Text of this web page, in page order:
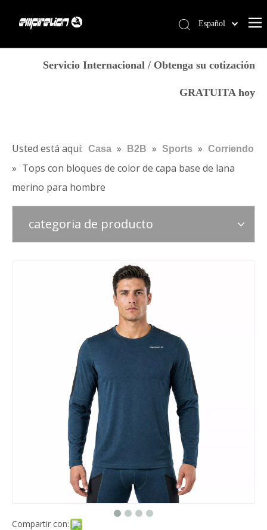
Blog
Contáctenos
Tienda
Español
简体中文
Français
Deutsch
Italiano
Servicio Internacional / Obtenga su cotización
GRATUITA hoy
Usted está aquí: Casa » B2B » Sports » Corriendo
» Tops con bloques de color de capa base de lana
merino para hombre
categoria de producto
Compartir con: